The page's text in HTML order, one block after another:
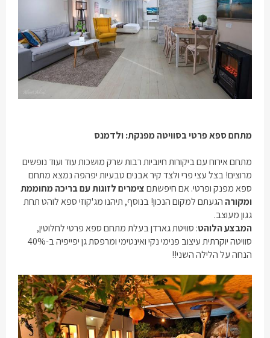
מתחם ספא פרטי בסוויטה מפנקת: ולדמנס
מתחם אירוח עם ביקורות חיוביות רבות שרק מושכות עוד ועוד נופשים
מרוצים! בצל עצי פרי ולצד קיר אבנים טבעיות יפהפה נמצא מתחם
ספא מפנק ופרטי. אם חיפשתםצימרים לזוגות עם בריכה מחוממת
ומקורה הגעתם למקום הנכון! בנוסף, תיהנו מג'קוזי ספא לוהט תחת
גגון מעוצב.
המבצע הלוהט: סוויטת גארדן בעלת מתחם ספא פרטי לחלוטין,
סוויטה יוקרתית עיצוב פנימי נקי ואינטימי ומרפסת גן יפייפיה ב-40%
הנחה על הלילה השני!!